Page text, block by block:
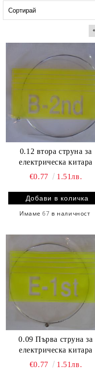
0.12 втора струна за
електрическа китара
€0.77
1.51лв.
Имаме67 в наличност
0.09 Първа струна за
електрическа китара
€0.77
1.51лв.